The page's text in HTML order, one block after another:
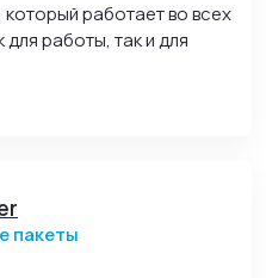
работает во всех
работы, так и для
пакеты